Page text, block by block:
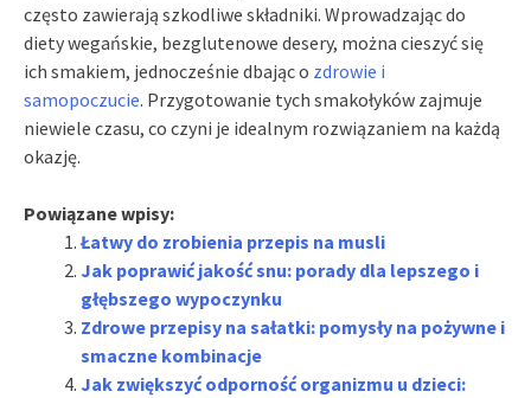
często zawierają szkodliwe składniki. Wprowadzając do
diety wegańskie, bezglutenowe desery, można cieszyć się
ich smakiem, jednocześnie dbając o zdrowie i
samopoczucie. Przygotowanie tych smakołyków zajmuje
niewiele czasu, co czyni je idealnym rozwiązaniem na każdą
okazję.
Powiązane wpisy:
Łatwy do zrobienia przepis na musli
Jak poprawić jakość snu: porady dla lepszego i
głębszego wypoczynku
Zdrowe przepisy na sałatki: pomysły na pożywne i
smaczne kombinacje
Jak zwiększyć odporność organizmu u dzieci: